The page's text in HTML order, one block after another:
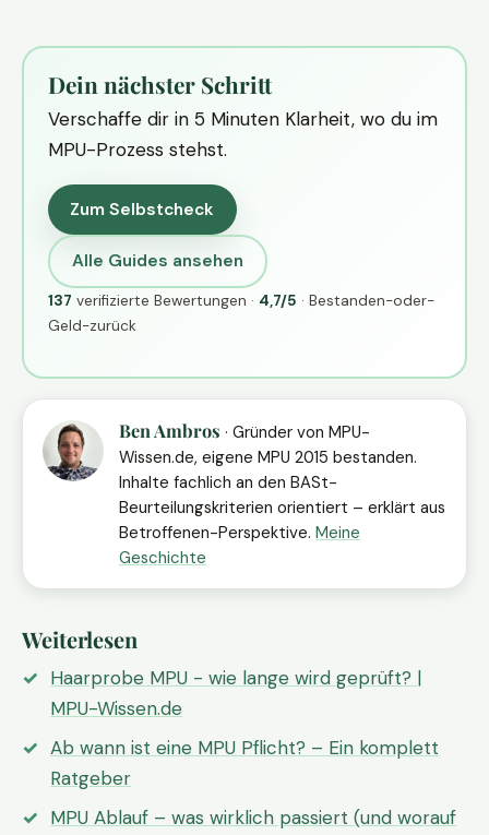
Dein nächster Schritt
Verschaffe dir in 5 Minuten Klarheit, wo du im
MPU-Prozess stehst.
Zum Selbstcheck
Alle Guides ansehen
137 verifizierte Bewertungen · 4,7/5 · Bestanden-oder-
Geld-zurück
Ben Ambros · Gründer von MPU-
Wissen.de, eigene MPU 2015 bestanden.
Inhalte fachlich an den BASt-
Beurteilungskriterien orientiert – erklärt aus
Betroffenen-Perspektive. Meine
Geschichte
Weiterlesen
Haarprobe MPU - wie lange wird geprüft? |
MPU-Wissen.de
Ab wann ist eine MPU Pflicht? – Ein komplett
Ratgeber
MPU Ablauf – was wirklich passiert (und worauf